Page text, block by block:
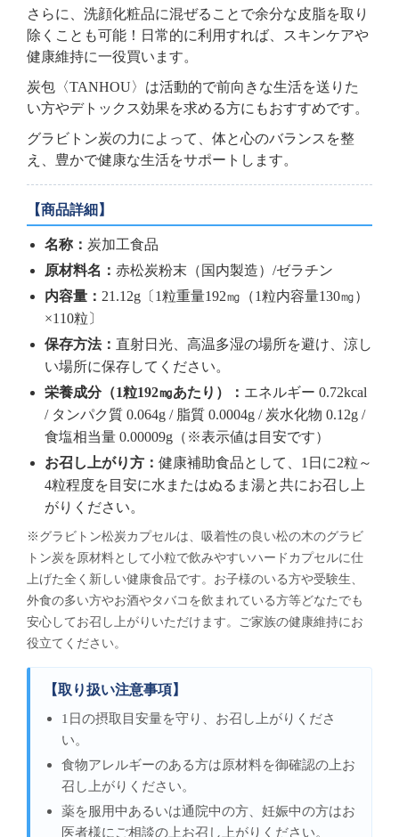
さらに、洗顔化粧品に混ぜることで余分な皮脂を取り
除くことも可能！日常的に利用すれば、スキンケアや
健康維持に一役買います。
炭包〈TANHOU〉は活動的で前向きな生活を送りた
い方やデトックス効果を求める方にもおすすめです。
グラビトン炭の力によって、体と心のバランスを整
え、豊かで健康な生活をサポートします。
【商品詳細】
名称： 炭加工食品
原材料名： 赤松炭粉末（国内製造）/ゼラチン
内容量： 21.12g〔1粒重量192㎎（1粒内容量130㎎）
×110粒〕
保存方法： 直射日光、高温多湿の場所を避け、涼し
い場所に保存してください。
栄養成分（1粒192㎎あたり）： エネルギー 0.72kcal
/ タンパク質 0.064g / 脂質 0.0004g / 炭水化物 0.12g /
食塩相当量 0.00009g（※表示値は目安です）
お召し上がり方： 健康補助食品として、1日に2粒～
4粒程度を目安に水またはぬるま湯と共にお召し上
がりください。
※グラビトン松炭カプセルは、吸着性の良い松の木のグラビ
トン炭を原材料として小粒で飲みやすいハードカプセルに仕
上げた全く新しい健康食品です。お子様のいる方や受験生、
外食の多い方やお酒やタバコを飲まれている方等どなたでも
安心してお召し上がりいただけます。ご家族の健康維持にお
役立てください。
【取り扱い注意事項】
1日の摂取目安量を守り、お召し上がりくださ
い。
食物アレルギーのある方は原材料を御確認の上お
召し上がりください。
薬を服用中あるいは通院中の方、妊娠中の方はお
医者様にご相談の上お召し上がりください。